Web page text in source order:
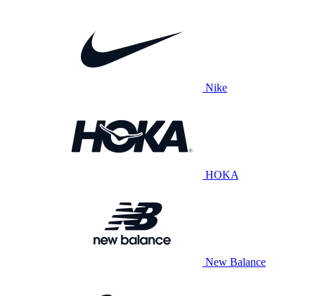
Nike
HOKA
New Balance